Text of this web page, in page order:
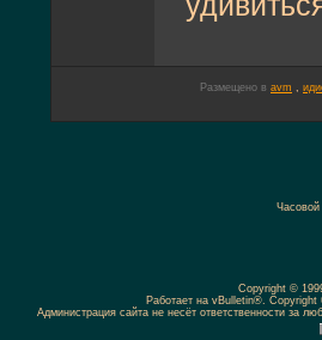
Размещено в avm ,
Copyright ©
Работает на vBulletin®.
Администрация сайта не несёт ответственности за